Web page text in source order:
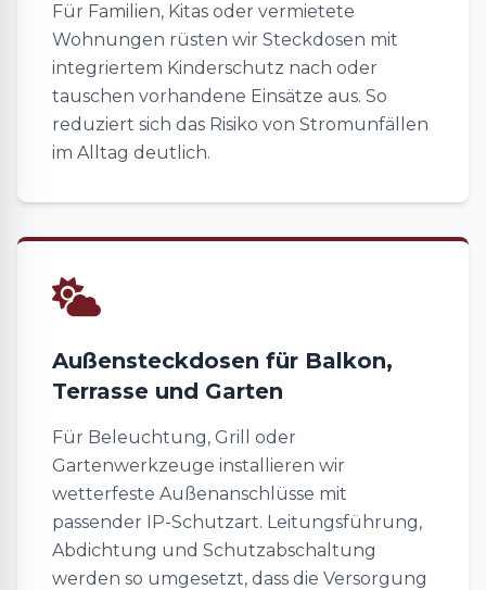
Für Familien, Kitas oder vermietete
Wohnungen rüsten wir Steckdosen mit
integriertem Kinderschutz nach oder
tauschen vorhandene Einsätze aus. So
reduziert sich das Risiko von Stromunfällen
im Alltag deutlich.
Außensteckdosen für Balkon,
Terrasse und Garten
Für Beleuchtung, Grill oder
Gartenwerkzeuge installieren wir
wetterfeste Außenanschlüsse mit
passender IP-Schutzart. Leitungsführung,
Abdichtung und Schutzabschaltung
werden so umgesetzt, dass die Versorgung